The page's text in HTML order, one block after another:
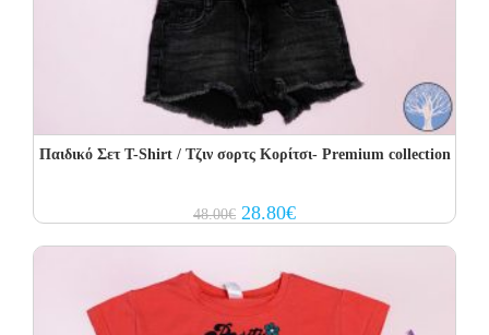
Παιδικό Σετ T-Shirt / Τζιν σορτς Κορίτσι- Premium collection
48.00€ Original
price
28.80€Current
price